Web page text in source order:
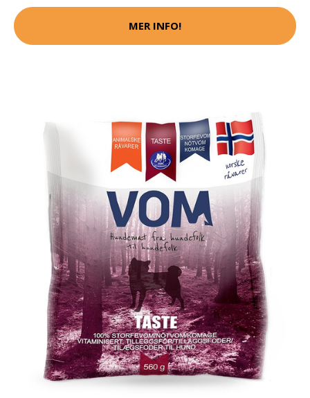
MER INFO!